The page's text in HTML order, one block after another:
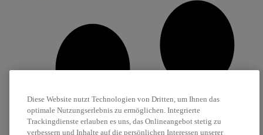
Diese Website nutzt Technologien von Dritten, um Ihnen das
optimale Nutzungserlebnis zu ermöglichen. Integrierte
Trackingdienste erlauben es uns, das Onlineangebot stetig zu
verbessern und Inhalte auf die persönlichen Interessen unserer